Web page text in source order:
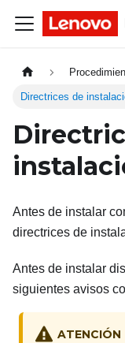
Directrices de
Antes de instalar
directrices de
Antes de instalar
siguientes avisos
ATENCIÓN